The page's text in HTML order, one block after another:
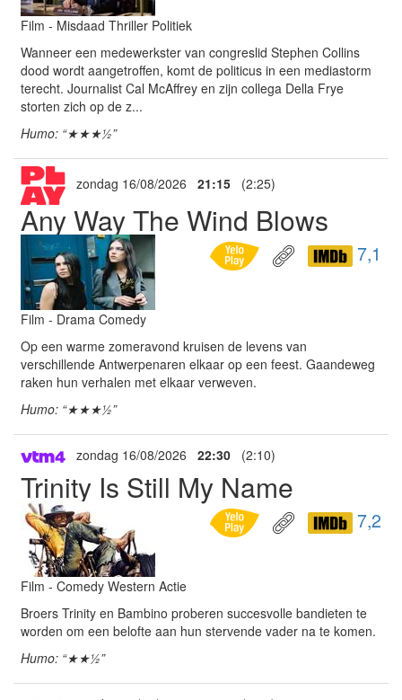
Film - Misdaad Thriller Politiek
Wanneer een medewerkster van congreslid Stephen Collins
dood wordt aangetroffen, komt de politicus in een mediastorm
terecht. Journalist Cal McAffrey en zijn collega Della Frye
storten zich op de z...
Humo: “★★★½”
zondag 16/08/2026 21:15 (2:25)
Any Way The Wind Blows
7,1
Film - Drama Comedy
Op een warme zomeravond kruisen de levens van
verschillende Antwerpenaren elkaar op een feest. Gaandeweg
raken hun verhalen met elkaar verweven.
Humo: “★★★½”
zondag 16/08/2026 22:30 (2:10)
Trinity Is Still My Name
7,2
Film - Comedy Western Actie
Broers Trinity en Bambino proberen succesvolle bandieten te
worden om een belofte aan hun stervende vader na te komen.
Humo: “★★½”